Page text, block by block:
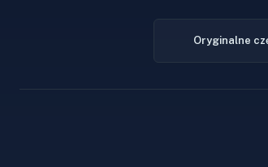
Oryginalne